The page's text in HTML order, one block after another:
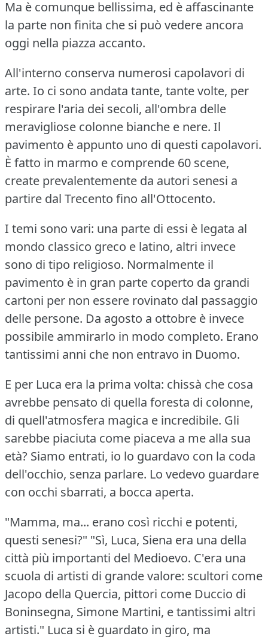
Ma è comunque bellissima, ed è affascinante
la parte non finita che si può vedere ancora
oggi nella piazza accanto.
All'interno conserva numerosi capolavori di
arte. Io ci sono andata tante, tante volte, per
respirare l'aria dei secoli, all'ombra delle
meravigliose colonne bianche e nere. Il
pavimento è appunto uno di questi capolavori.
È fatto in marmo e comprende 60 scene,
create prevalentemente da autori senesi a
partire dal Trecento fino all'Ottocento.
I temi sono vari: una parte di essi è legata al
mondo classico greco e latino, altri invece
sono di tipo religioso. Normalmente il
pavimento è in gran parte coperto da grandi
cartoni per non essere rovinato dal passaggio
delle persone. Da agosto a ottobre è invece
possibile ammirarlo in modo completo. Erano
tantissimi anni che non entravo in Duomo.
E per Luca era la prima volta: chissà che cosa
avrebbe pensato di quella foresta di colonne,
di quell'atmosfera magica e incredibile. Gli
sarebbe piaciuta come piaceva a me alla sua
età? Siamo entrati, io lo guardavo con la coda
dell'occhio, senza parlare. Lo vedevo guardare
con occhi sbarrati, a bocca aperta.
"Mamma, ma... erano così ricchi e potenti,
questi senesi?" "Sì, Luca, Siena era una della
città più importanti del Medioevo. C'era una
scuola di artisti di grande valore: scultori come
Jacopo della Quercia, pittori come Duccio di
Boninsegna, Simone Martini, e tantissimi altri
artisti." Luca si è guardato in giro, ma